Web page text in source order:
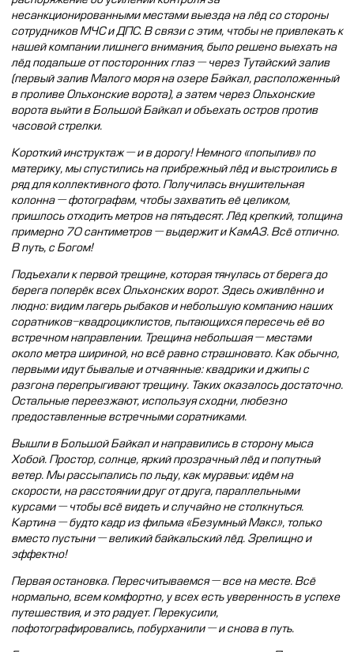
несанкционированными местами выезда на лёд со стороны
сотрудников МЧС и ДПС. В связи с этим, чтобы не привлекать к
нашей компании лишнего внимания, было решено выехать на
лёд подальше от посторонних глаз — через Тутайский залив
(первый залив Малого моря на озере Байкал, расположенный
в проливе Ольхонские ворота), а затем через Ольхонские
ворота выйти в Большой Байкал и объехать остров против
часовой стрелки.
Короткий инструктаж — и в дорогу! Немного «попылив» по
материку, мы спустились на прибрежный лёд и выстроились в
ряд для коллективного фото. Получилась внушительная
колонна — фотографам, чтобы захватить её целиком,
пришлось отходить метров на пятьдесят. Лёд крепкий, толщина
примерно 70 сантиметров — выдержит и КамАЗ. Всё отлично.
В путь, с Богом!
Подъехали к первой трещине, которая тянулась от берега до
берега поперёк всех Ольхонских ворот. Здесь оживлённо и
людно: видим лагерь рыбаков и небольшую компанию наших
соратников-квадроциклистов, пытающихся пересечь её во
встречном направлении. Трещина небольшая — местами
около метра шириной, но всё равно страшновато. Как обычно,
первыми идут бывалые и отчаянные: квадрики и джипы с
разгона перепрыгивают трещину. Таких оказалось достаточно.
Остальные переезжают, используя сходни, любезно
предоставленные встречными соратниками.
Вышли в Большой Байкал и направились в сторону мыса
Хобой. Простор, солнце, яркий прозрачный лёд и попутный
ветер. Мы рассыпались по льду, как муравьи: идём на
скорости, на расстоянии друг от друга, параллельными
курсами — чтобы всё видеть и случайно не столкнуться.
Картина — будто кадр из фильма «Безумный Макс», только
вместо пустыни — великий байкальский лёд. Зрелищно и
эффектно!
Первая остановка. Пересчитываемся — все на месте. Всё
нормально, всем комфортно, у всех есть уверенность в успехе
путешествия, и это радует. Перекусили,
пофотографировались, побурханили — и снова в путь.